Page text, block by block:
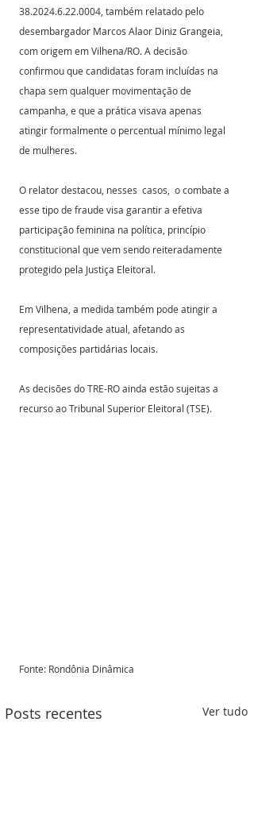
38.2024.6.22.0004, também relatado pelo
desembargador Marcos Alaor Diniz Grangeia,
com origem em Vilhena/RO. A decisão
confirmou que candidatas foram incluídas na
chapa sem qualquer movimentação de
campanha, e que a prática visava apenas
atingir formalmente o percentual mínimo legal
de mulheres.
O relator destacou, nesses  casos,  o combate a
esse tipo de fraude visa garantir a efetiva
participação feminina na política, princípio
constitucional que vem sendo reiteradamente
protegido pela Justiça Eleitoral.
Em Vilhena, a medida também pode atingir a
representatividade atual, afetando as
composições partidárias locais.
As decisões do TRE-RO ainda estão sujeitas a
recurso ao Tribunal Superior Eleitoral (TSE).
Fonte: Rondônia Dinâmica
Posts recentes Ver tudo